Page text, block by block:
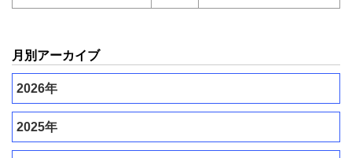
月別アーカイブ
2026年
2025年